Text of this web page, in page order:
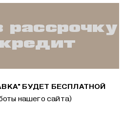
рассрочку
БУДЕТ БЕСПЛАТНОЙ
нашего сайта)